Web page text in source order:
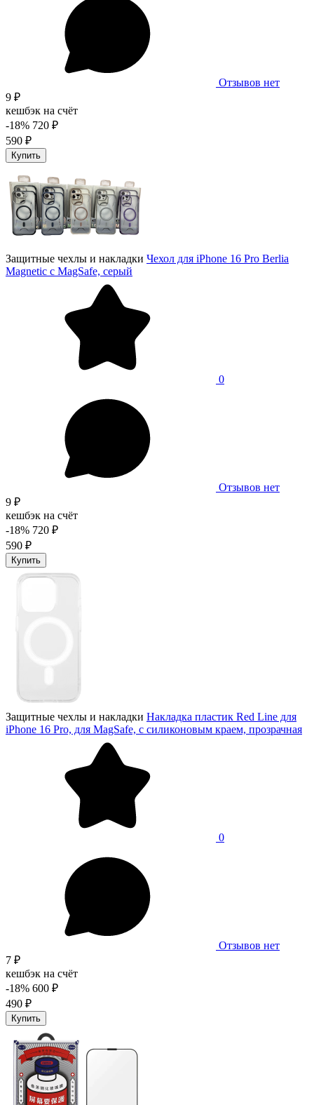
Отзывов нет
9 ₽
кешбэк на счёт
-18% 720 ₽
590 ₽
Купить
Защитные чехлы и накладки Чехол для iPhone 16 Pro Berlia
Magnetic с MagSafe, серый
0
Отзывов нет
9 ₽
кешбэк на счёт
-18% 720 ₽
590 ₽
Купить
Защитные чехлы и накладки Накладка пластик Red Line для
iPhone 16 Pro, для MagSafe, с силиконовым краем, прозрачная
0
Отзывов нет
7 ₽
кешбэк на счёт
-18% 600 ₽
490 ₽
Купить